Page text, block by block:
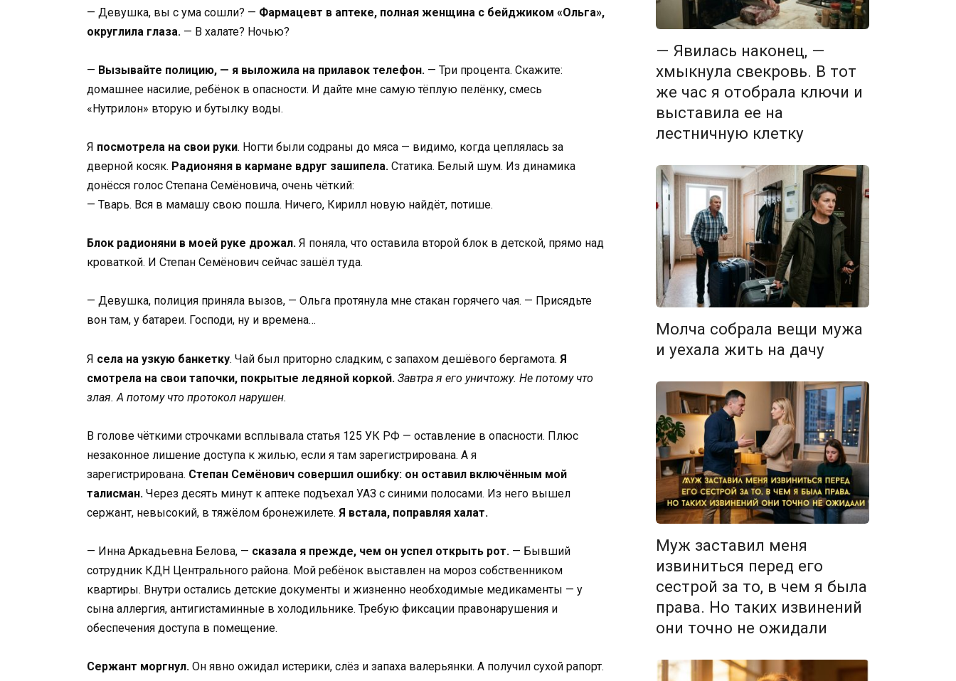
— Девушка, вы с ума сошли? — Фармацевт в аптеке, полная женщина с бейджиком «Ольга»,
округлила глаза. — В халате? Ночью?
— Вызывайте полицию, — я выложила на прилавок телефон. — Три процента. Скажите:
домашнее насилие, ребёнок в опасности. И дайте мне самую тёплую пелёнку, смесь
«Нутрилон» вторую и бутылку воды.
Я посмотрела на свои руки. Ногти были содраны до мяса — видимо, когда цеплялась за
дверной косяк. Радионяня в кармане вдруг зашипела. Статика. Белый шум. Из динамика
донёсся голос Степана Семёновича, очень чёткий:
— Тварь. Вся в мамашу свою пошла. Ничего, Кирилл новую найдёт, потише.
Блок радионяни в моей руке дрожал. Я поняла, что оставила второй блок в детской, прямо над
кроваткой. И Степан Семёнович сейчас зашёл туда.
— Девушка, полиция приняла вызов, — Ольга протянула мне стакан горячего чая. — Присядьте
вон там, у батареи. Господи, ну и времена…
Я села на узкую банкетку. Чай был приторно сладким, с запахом дешёвого бергамота. Я
смотрела на свои тапочки, покрытые ледяной коркой. Завтра я его уничтожу. Не потому что
злая. А потому что протокол нарушен.
В голове чёткими строчками всплывала статья 125 УК РФ — оставление в опасности. Плюс
незаконное лишение доступа к жилью, если я там зарегистрирована. А я
зарегистрирована. Степан Семёнович совершил ошибку: он оставил включённым мой
талисман. Через десять минут к аптеке подъехал УАЗ с синими полосами. Из него вышел
сержант, невысокий, в тяжёлом бронежилете. Я встала, поправляя халат.
— Инна Аркадьевна Белова, — сказала я прежде, чем он успел открыть рот. — Бывший
сотрудник КДН Центрального района. Мой ребёнок выставлен на мороз собственником
квартиры. Внутри остались детские документы и жизненно необходимые медикаменты — у
сына аллергия, антигистаминные в холодильнике. Требую фиксации правонарушения и
обеспечения доступа в помещение.
Сержант моргнул. Он явно ожидал истерики, слёз и запаха валерьянки. А получил сухой рапорт.
— Явилась наконец, —
хмыкнула свекровь. В тот
же час я отобрала ключи и
выставила ее на
лестничную клетку
Молча собрала вещи мужа
и уехала жить на дачу
Муж заставил меня
извиниться перед его
сестрой за то, в чем я была
права. Но таких извинений
они точно не ожидали